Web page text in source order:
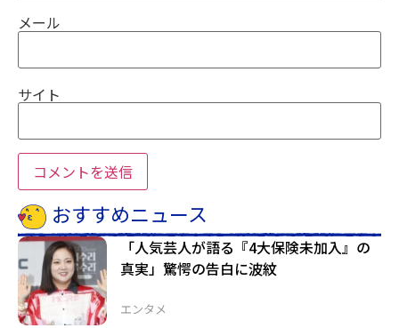
メール
サイト
おすすめニュース
エンタメ
「人気芸人が語る『4大保険未加入』の
真実」驚愕の告白に波紋